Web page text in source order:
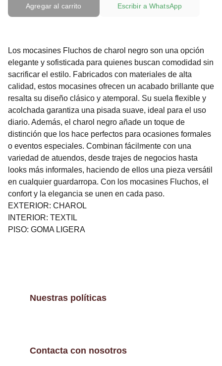
Agregar al carrito Escribir a WhatsApp
Los mocasines Fluchos de charol negro son una opción
elegante y sofisticada para quienes buscan comodidad sin
sacrificar el estilo. Fabricados con materiales de alta
calidad, estos mocasines ofrecen un acabado brillante que
resalta su diseño clásico y atemporal. Su suela flexible y
acolchada garantiza una pisada suave, ideal para el uso
diario. Además, el charol negro añade un toque de
distinción que los hace perfectos para ocasiones formales
o eventos especiales. Combinan fácilmente con una
variedad de atuendos, desde trajes de negocios hasta
looks más informales, haciendo de ellos una pieza versátil
en cualquier guardarropa. Con los mocasines Fluchos, el
confort y la elegancia se unen en cada paso.
EXTERIOR: CHAROL
INTERIOR: TEXTIL
PISO: GOMA LIGERA
Contacta con nosotros
Nuestras políticas